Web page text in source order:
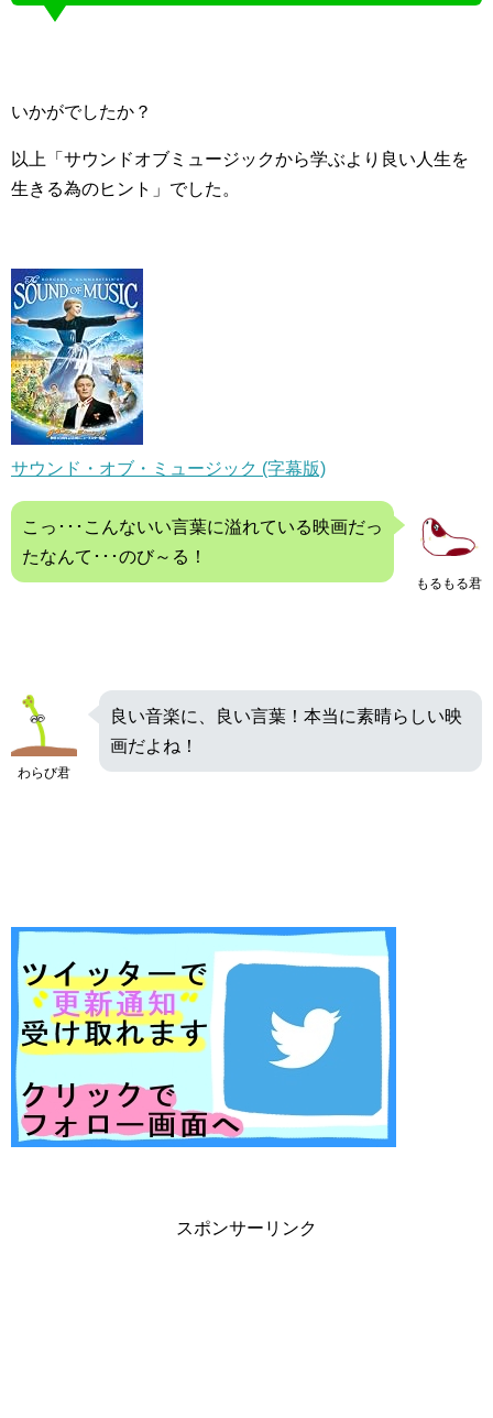
いかがでしたか？
以上「サウンドオブミュージックから学ぶより良い人生を
生きる為のヒント」でした。
サウンド・オブ・ミュージック (字幕版)
もるもる君
こっ･･･こんないい言葉に溢れている映画だっ
たなんて･･･のび～る！
わらび君
良い音楽に、良い言葉！本当に素晴らしい映
画だよね！
スポンサーリンク